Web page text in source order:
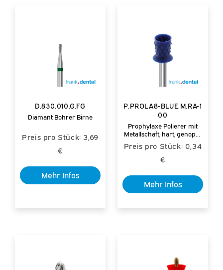
D.830.010.G.FG
Diamant Bohrer Birne
Preis pro Stück: 3,69
€
Mehr Infos
P.PROLA8-BLUE.M.RA-1
00
Prophylaxe Polierer mit
Metallschaft, hart, genoppt
mit Spritzschutz
Preis pro Stück: 0,34
€
Mehr Infos